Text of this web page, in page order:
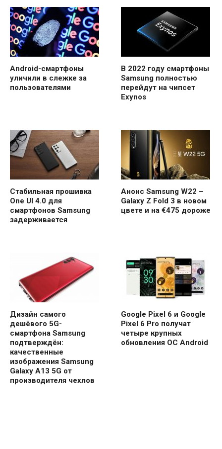
Android-смартфоны
уличили в слежке за
пользователями
В 2022 году смартфоны
Samsung полностью
перейдут на чипсет
Exynos
Стабильная прошивка
One UI 4.0 для
смартфонов Samsung
задерживается
Анонс Samsung W22 –
Galaxy Z Fold 3 в новом
цвете и на €475 дороже
Дизайн самого
дешёвого 5G-
смартфона Samsung
подтверждён:
качественные
изображения Samsung
Galaxy A13 5G от
производителя чехлов
Google Pixel 6 и Google
Pixel 6 Pro получат
четыре крупных
обновления ОС Android